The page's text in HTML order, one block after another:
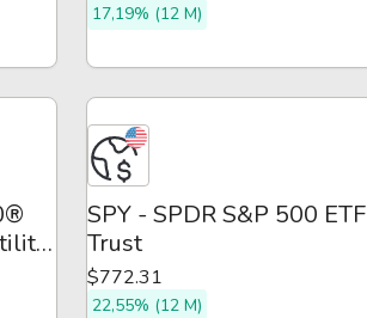
17,19% (12 M)
SPY - SPDR S&P 500 ETF
Trust
$772.31
22,55% (12 M)